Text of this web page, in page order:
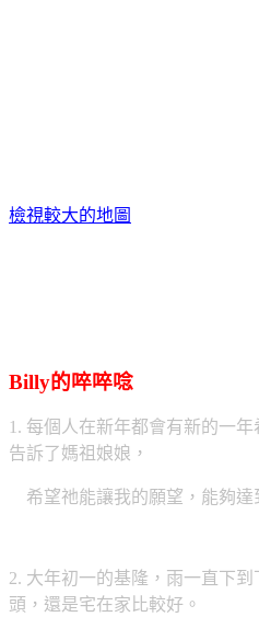
檢視較大的地圖
Billy的啐啐唸
1. 每個人在新年都會有新的一
告訴了媽祖娘娘，
希望祂能讓我的願望，能夠達
2. 大年初一的基隆，雨一直下
頭，還是宅在家比較好。